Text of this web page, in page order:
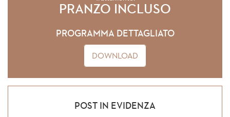
PRANZO INCLUSO
PROGRAMMA DETTAGLIATO
DOWNLOAD
POST IN EVIDENZA